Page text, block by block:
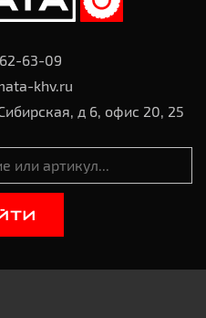
63-09
khv.ru
д 6, офис 20, 25